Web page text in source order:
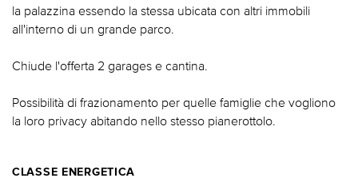
la palazzina essendo la stessa ubicata con altri immobili
all'interno di un grande parco.
Chiude l'offerta 2 garages e cantina.
Possibilità di frazionamento per quelle famiglie che vogliono
la loro privacy abitando nello stesso pianerottolo.
CLASSE ENERGETICA